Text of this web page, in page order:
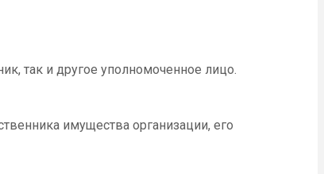
так и другое уполномоченное лицо.
имущества организации, его